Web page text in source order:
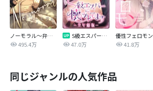
ノーモラル～弁護士の掟～
495.4万
S級エスパーに懐かれてます【全年齢版】
47.0万
優性フェロモン
41.8万
同じジャンルの人気作品